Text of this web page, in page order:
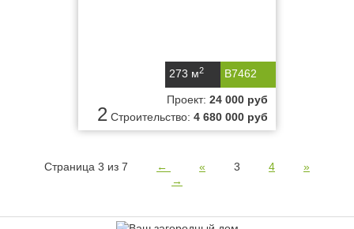
B7462
273 м2
2
Проект: 24 000 руб
Строительство: 4 680 000 руб
Страница 3 из 7 ← « 3 4
»
→